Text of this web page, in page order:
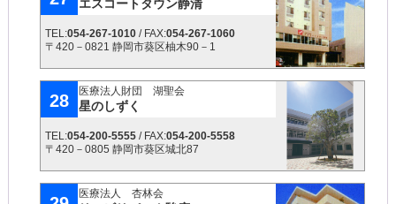
エスコートタウン静清
TEL:054-267-1010/ FAX:054-267-1060
〒420－0821 静岡市葵区柚木90－1
28 医療法人財団 湖聖会
星のしずく
TEL:054-200-5555/ FAX:054-200-5558
〒420－0805 静岡市葵区城北87
医療法人 杏林会